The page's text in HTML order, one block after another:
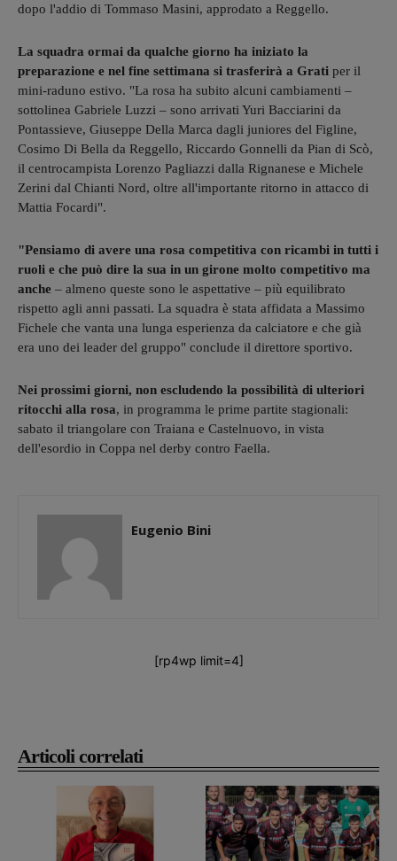
Articoli correlati
dopo l'addio di Tommaso Masini, approdato a Reggello.
La squadra ormai da qualche giorno ha iniziato la
preparazione e nel fine settimana si trasferirà a Grati per il
mini-raduno estivo. "La rosa ha subito alcuni cambiamenti –
sottolinea Gabriele Luzzi – sono arrivati Yuri Bacciarini da
Pontassieve, Giuseppe Della Marca dagli juniores del Figline,
Cosimo Di Bella da Reggello, Riccardo Gonnelli da Pian di Scò,
il centrocampista Lorenzo Pagliazzi dalla Rignanese e Michele
Zerini dal Chianti Nord, oltre all'importante ritorno in attacco di
Mattia Focardi".
"Pensiamo di avere una rosa competitiva con ricambi in tutti i
ruoli e che può dire la sua in un girone molto competitivo ma
anche – almeno queste sono le aspettative – più equilibrato
rispetto agli anni passati. La squadra è stata affidata a Massimo
Fichele che vanta una lunga esperienza da calciatore e che già
era uno dei leader del gruppo" conclude il direttore sportivo.
Nei prossimi giorni, non escludendo la possibilità di ulteriori
ritocchi alla rosa, in programma le prime partite stagionali:
sabato il triangolare con Traiana e Castelnuovo, in vista
dell'esordio in Coppa nel derby contro Faella.
Eugenio Bini
[rp4wp limit=4]